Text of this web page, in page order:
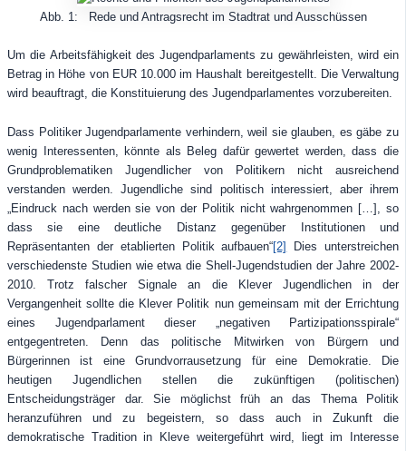
Abb. 1: Rede und Antragsrecht im Stadtrat und Ausschüssen
Um die Arbeitsfähigkeit des Jugendparlaments zu gewährleisten, wird ein
Betrag in Höhe von EUR 10.000 im Haushalt bereitgestellt. Die Verwaltung
wird beauftragt, die Konstituierung des Jugendparlamentes vorzubereiten.
Dass Politiker Jugendparlamente verhindern, weil sie glauben, es gäbe zu
wenig Interessenten, könnte als Beleg dafür gewertet werden, dass die
Grundproblematiken Jugendlicher von Politikern nicht ausreichend
verstanden werden. Jugendliche sind politisch interessiert, aber ihrem
„Eindruck nach werden sie von der Politik nicht wahrgenommen […], so
dass sie eine deutliche Distanz gegenüber Institutionen und
Repräsentanten der etablierten Politik aufbauen“[2]
Dies unterstreichen
verschiedenste Studien wie etwa die Shell-Jugendstudien der Jahre 2002-
2010. Trotz falscher Signale an die Klever Jugendlichen in der
Vergangenheit sollte die Klever Politik nun gemeinsam mit der Errichtung
eines Jugendparlament dieser „negativen Partizipationsspirale“
entgegentreten. Denn das politische Mitwirken von Bürgern und
Bürgerinnen ist eine Grundvorrausetzung für eine Demokratie. Die
heutigen Jugendlichen stellen die zukünftigen (politischen)
Entscheidungsträger dar. Sie möglichst früh an das Thema Politik
heranzuführen und zu begeistern, so dass auch in Zukunft die
demokratische Tradition in Kleve weitergeführt wird, liegt im Interesse